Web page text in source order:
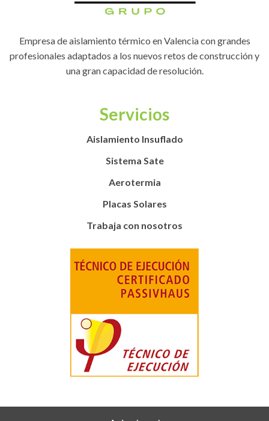
Servicios
Aislamiento Insuflado
Sistema Sate
Aerotermia
Placas Solares
Trabaja con nosotros
Empresa de aislamiento térmico en Valencia con grandes
profesionales adaptados a los nuevos retos de construcción y
una gran capacidad de resolución.